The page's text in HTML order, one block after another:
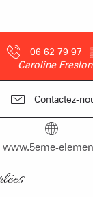
06 62 79 97
Caroline Freslon
Contactez-
www.5eme-